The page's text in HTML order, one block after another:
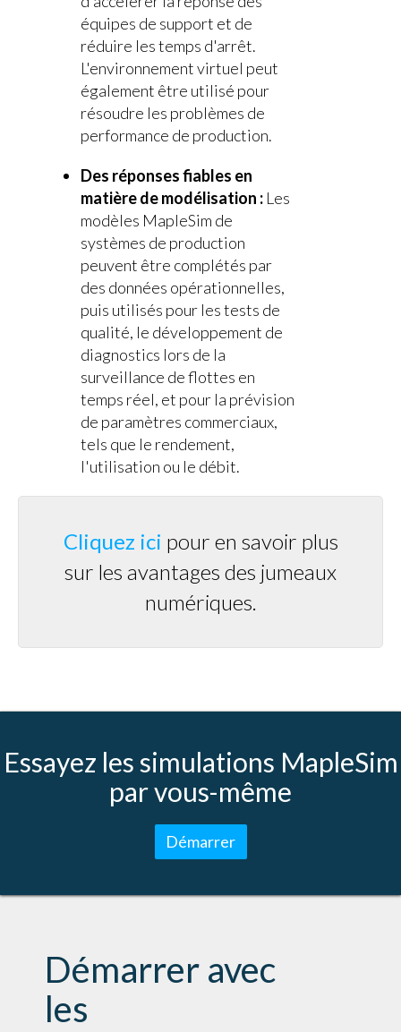
équipes de support et de
réduire les temps d'arrêt.
L'environnement virtuel peut
également être utilisé pour
résoudre les problèmes de
performance de production.
Des réponses fiables en
matière de modélisation : Les
modèles MapleSim de
systèmes de production
peuvent être complétés par
des données opérationnelles,
puis utilisés pour les tests de
qualité, le développement de
diagnostics lors de la
surveillance de flottes en
temps réel, et pour la prévision
de paramètres commerciaux,
tels que le rendement,
l'utilisation ou le débit.
Cliquez ici pour en savoir plus
sur les avantages des jumeaux
numériques.
Essayez les simulations MapleSim
par vous-même
Démarrer
Démarrer avec
les